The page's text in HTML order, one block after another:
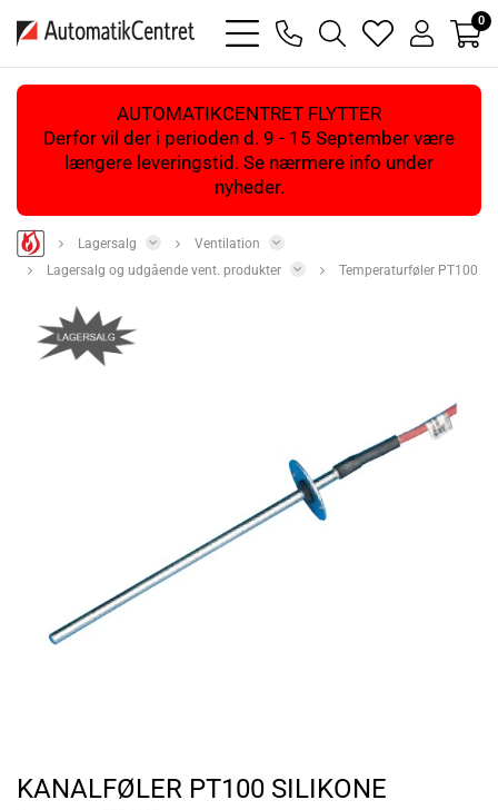
bars
light
phone
magnifying
glass
heart
light
user
light
0
AUTOMATIKCENTRET FLYTTER
Derfor vil der i perioden d. 9 - 15 September være
længere leveringstid. Se nærmere info under
nyheder.
Lagersalg
Ventilation
Lagersalg og udgående vent. produkter
Temperaturføler PT100
KANALFØLER PT100 SILIKONE